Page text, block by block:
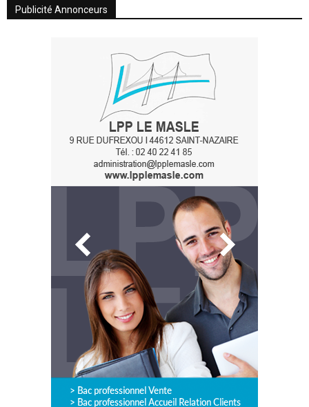
Publicité Annonceurs